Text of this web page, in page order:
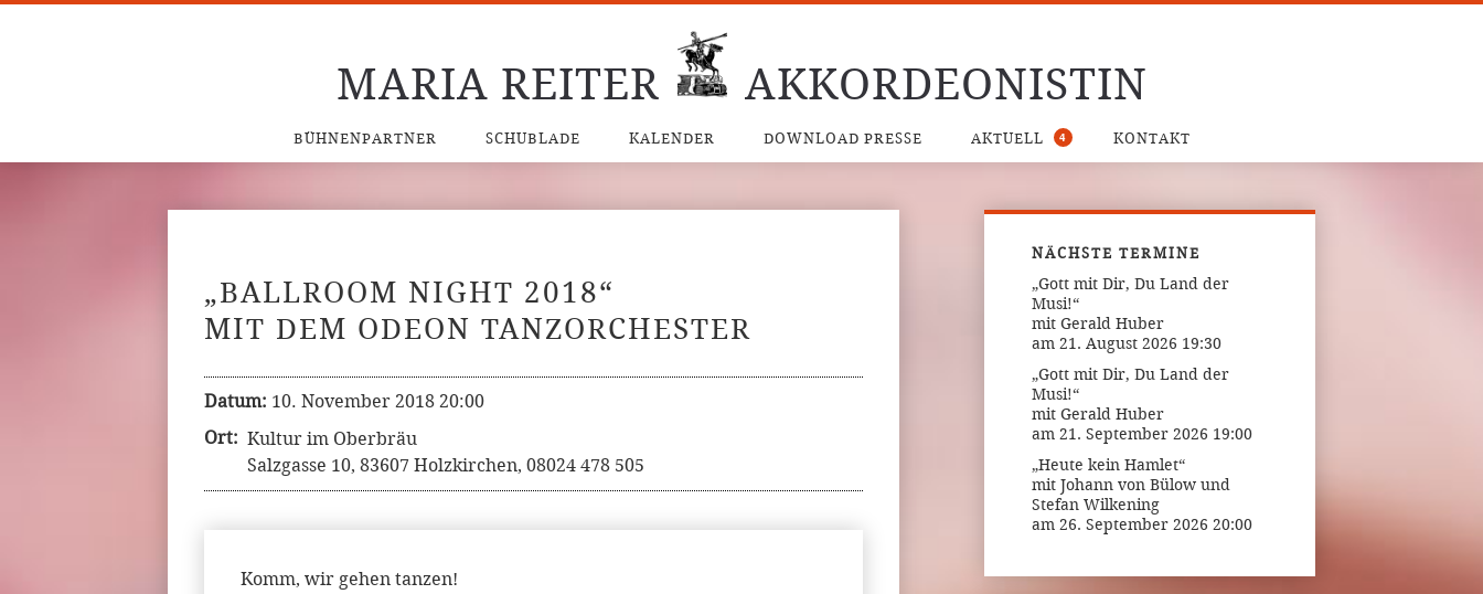
MARIA REITER AKKORDEONISTIN
BÜHNENPARTNER SCHUBLADE KALENDER DOWNLOAD PRESSE AKTUELL 4 KONTAKT
„BALLROOM NIGHT 2018“
MIT DEM ODEON TANZORCHESTER
Datum: 10. November 2018 20:00
Ort: Kultur im Oberbräu
Salzgasse 10, 83607 Holzkirchen, 08024 478 505
Komm, wir gehen tanzen!
NÄCHSTE TERMINE
„Gott mit Dir, Du Land der
Musi!“
mit Gerald Huber
am 21. August 2026 19:30
„Gott mit Dir, Du Land der
Musi!“
mit Gerald Huber
am 21. September 2026 19:00
„Heute kein Hamlet“
mit Johann von Bülow und
Stefan Wilkening
am 26. September 2026 20:00